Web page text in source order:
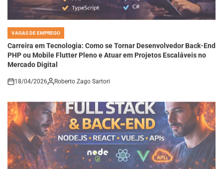
POSTED
INCarreira em Tecnologia: Como se Tornar Desenvolvedor Back-End
PHP ou Mobile Flutter Pleno e Atuar em Projetos Escaláveis no
Mercado Digital